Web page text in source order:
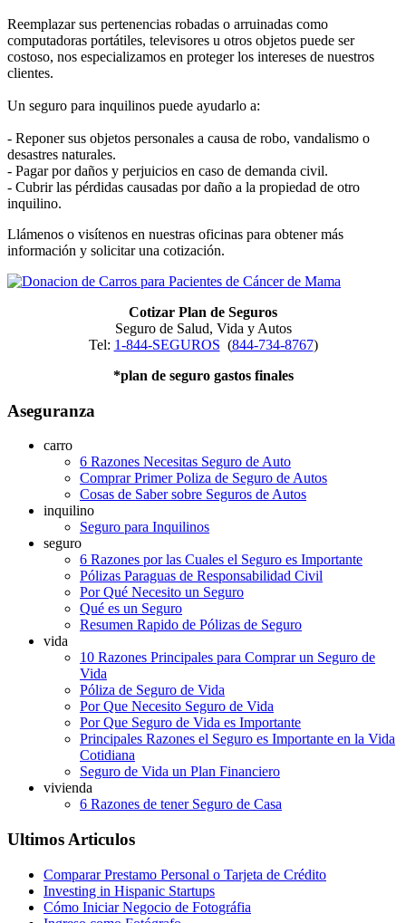
Reemplazar sus pertenencias robadas o arruinadas como
computadoras portátiles, televisores u otros objetos puede ser
costoso, nos especializamos en proteger los intereses de nuestros
clientes.
Un seguro para inquilinos puede ayudarlo a:
- Reponer sus objetos personales a causa de robo, vandalismo o
desastres naturales.
- Pagar por daños y perjuicios en caso de demanda civil.
- Cubrir las pérdidas causadas por daño a la propiedad de otro
inquilino.
Llámenos o visítenos en nuestras oficinas para obtener más
información y solicitar una cotización.
Cotizar Plan de Seguros
Seguro de Salud, Vida y Autos
Tel: 1-844-SEGUROS (844-734-8767)
*plan de seguro gastos finales
Aseguranza
carro
6 Razones Necesitas Seguro de Auto
Comprar Primer Poliza de Seguro de Autos
Cosas de Saber sobre Seguros de Autos
inquilino
Seguro para Inquilinos
seguro
6 Razones por las Cuales el Seguro es Importante
Pólizas Paraguas de Responsabilidad Civil
Por Qué Necesito un Seguro
Qué es un Seguro
Resumen Rapido de Pólizas de Seguro
vida
10 Razones Principales para Comprar un Seguro de
Vida
Póliza de Seguro de Vida
Por Que Necesito Seguro de Vida
Por Que Seguro de Vida es Importante
Principales Razones el Seguro es Importante en la Vida
Cotidiana
Seguro de Vida un Plan Financiero
vivienda
6 Razones de tener Seguro de Casa
Ultimos Articulos
Comparar Prestamo Personal o Tarjeta de Crédito
Investing in Hispanic Startups
Cómo Iniciar Negocio de Fotográfia